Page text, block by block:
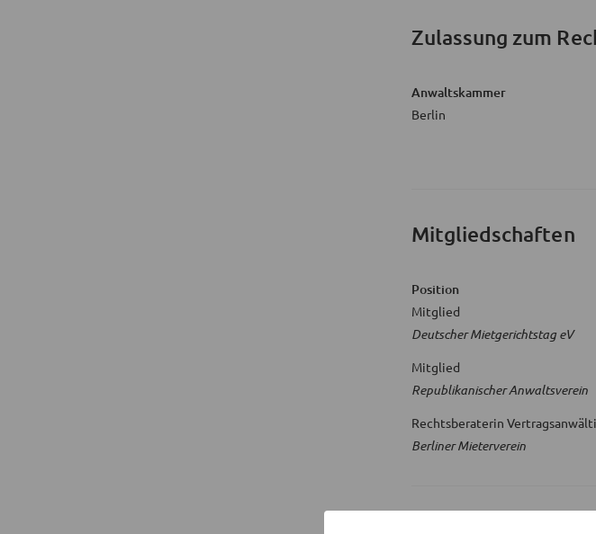
Zulassung zum
Anwaltskammer
Berlin
Mitgliedschaften
Position
Mitglied
Deutscher Mietgerichtstag eV
Mitglied
Republikanischer Anwaltsverein
Rechtsberaterin
Berliner Mieterverein